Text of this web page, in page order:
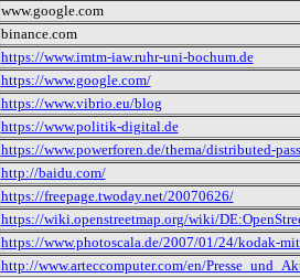
www.google.com
binance.com
https://www.imtm-iaw.ruhr-uni-bochum.de
https://www.google.com/
https://www.vibrio.eu/blog
https://www.politik-digital.de
https://www.powerforen.de/thema/distributed-
http://baidu.com/
https://freepage.twoday.net/20070626/
https://wiki.openstreetmap.org/wiki/
https://www.photoscala.de/2007/01/24/kodak-
http://www.arteccomputer.com/en/